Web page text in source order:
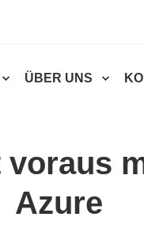
ÜBER UNS
Azure